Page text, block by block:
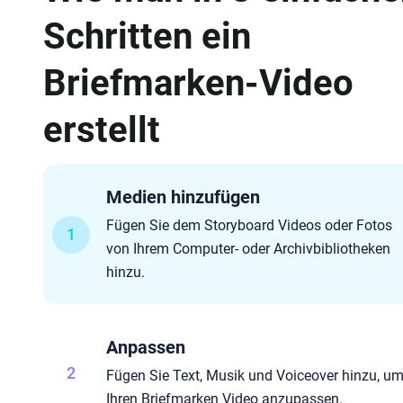
Schritten ein
Briefmarken-Video
erstellt
1
Medien hinzufügen
Fügen Sie dem Storyboard Videos oder Fotos
von Ihrem Computer- oder Archivbibliotheken
hinzu.
2
Anpassen
Fügen Sie Text, Musik und Voiceover hinzu,
Ihren Briefmarken Video anzupassen.